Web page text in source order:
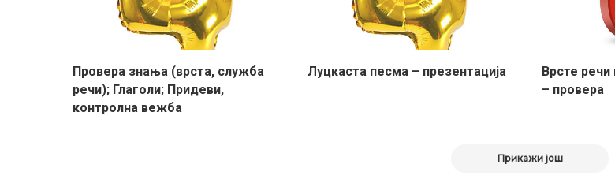
Провера знања (врста, служба
речи); Глаголи; Придеви,
контролна вежба
Луцкаста песма – презентација
Врсте речи
– провера
Прикажи још